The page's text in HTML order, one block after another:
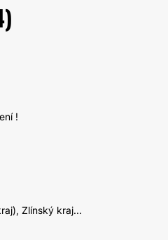
)
!
Zlínský kraj...